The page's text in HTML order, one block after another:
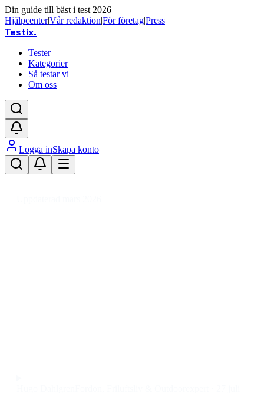
Din guide till bäst i test 2026
Hjälpcenter|Vår redaktion|För företag|Press
Testix.
Tester
Kategorier
Så testar vi
Om oss
Logga inSkapa konto